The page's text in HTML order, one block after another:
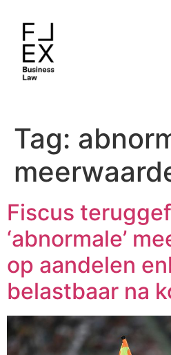
Tag:
Fiscus
‘abnormale’
op aandelen
belastbaar na